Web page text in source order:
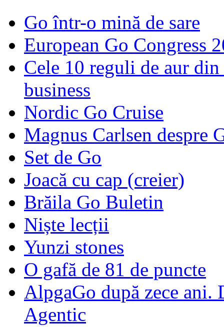
Go într-o mină de sare
European Go Congress
Cele 10 reguli de aur
business
Nordic Go Cruise
Magnus Carlsen despre
Set de Go
Joacă cu cap (creier)
Brăila Go Buletin
Niște lecții
Yunzi stones
O gafă de 81 de puncte
AlpgaGo după zece ani.
Agentic